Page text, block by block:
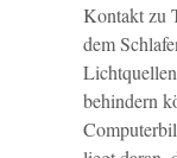
Kontakt zu
dem
behindern